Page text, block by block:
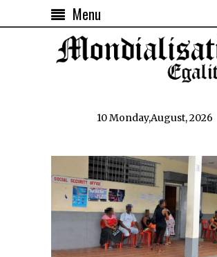
Menu
10 Monday,August, 2026